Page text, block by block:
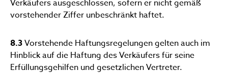
Verkäufers ausgeschlossen, sofern er nicht gemäß
vorstehender Ziffer unbeschränkt haftet.
8.3Vorstehende Haftungsregelungen gelten auch im
Hinblick auf die Haftung des Verkäufers für seine
Erfüllungsgehilfen und gesetzlichen Vertreter.